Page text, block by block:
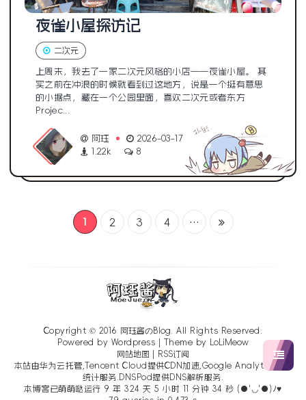
夜雀小屋探访记
二次元
上周末，我去了一家二次元风格的小店——夜雀小屋。 其
实之前在冲浪的时候就看到过这地方，说是一个挺有意思
的小据点，藏在一个公园里面，喜欢二次元或者东方
Projec...
阿珏
2026-03-17
1.22k
8
1 2 3 4 ···
Copyright © 2016 阿珏酱のBlog
. All Rights Reserved.
Powered by Wordpress | Theme by
LoLiMeow
网站地图
RSS订阅
本站由华为云托管,Tencent Cloud提供CDN加速,Google Analytics提供
统计服务.DNSPod提供DNS解析服务.
本博客已萌萌哒运行 9 年 324 天 5 小时 11 分钟 35 秒 (●'◡'●)ﾉ♥